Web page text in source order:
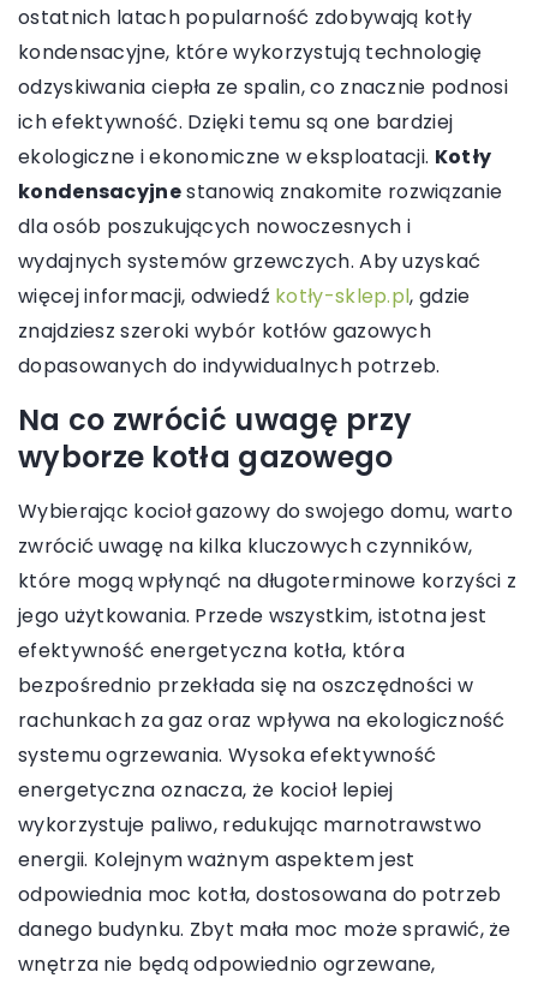
ostatnich latach popularność zdobywają kotły
kondensacyjne, które wykorzystują technologię
odzyskiwania ciepła ze spalin, co znacznie podnosi
ich efektywność. Dzięki temu są one bardziej
ekologiczne i ekonomiczne w eksploatacji. Kotły
kondensacyjnestanowią znakomite rozwiązanie
dla osób poszukujących nowoczesnych i
wydajnych systemów grzewczych. Aby uzyskać
więcej informacji, odwiedź kotły-sklep.pl, gdzie
znajdziesz szeroki wybór kotłów gazowych
dopasowanych do indywidualnych potrzeb.
Na co zwrócić uwagę przy
wyborze kotła gazowego
Wybierając kocioł gazowy do swojego domu, warto
zwrócić uwagę na kilka kluczowych czynników,
które mogą wpłynąć na długoterminowe korzyści z
jego użytkowania. Przede wszystkim, istotna jest
efektywność energetyczna kotła, która
bezpośrednio przekłada się na oszczędności w
rachunkach za gaz oraz wpływa na ekologiczność
systemu ogrzewania. Wysoka efektywność
energetyczna oznacza, że kocioł lepiej
wykorzystuje paliwo, redukując marnotrawstwo
energii. Kolejnym ważnym aspektem jest
odpowiednia moc kotła, dostosowana do potrzeb
danego budynku. Zbyt mała moc może sprawić, że
wnętrza nie będą odpowiednio ogrzewane,